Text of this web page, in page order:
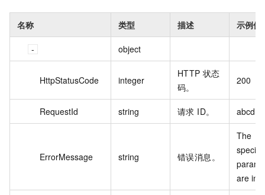
名称 类型 描述 示例值
object
HttpStatusCode integer
HTTP 状态
码。
200
RequestId string 请求 ID。 abcd
ErrorMessage string 错误消息。
The
are